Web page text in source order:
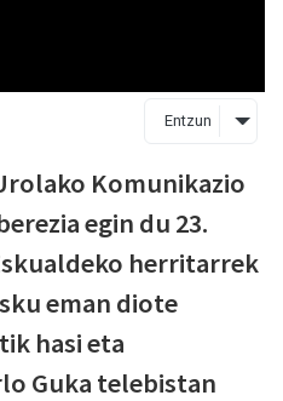
Entzun
Komunikazio
egin du 23.
herritarrek
eman diote
hasi eta
Guka telebistan